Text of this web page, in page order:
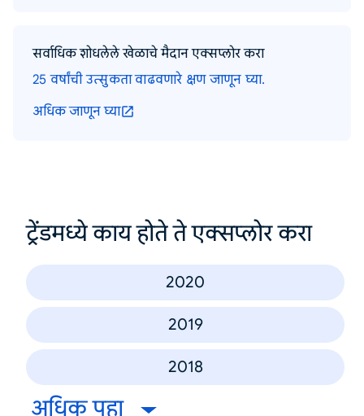
सर्वाधिक शोधलेले खेळाचे मैदान एक्सप्लोर करा
25 वर्षांची उत्सुकता वाढवणारे क्षण जाणून घ्या.
अधिक जाणून घ्या
ट्रेंडमध्ये काय होते ते एक्सप्लोर करा
2020
2019
2018
अधिक पहा